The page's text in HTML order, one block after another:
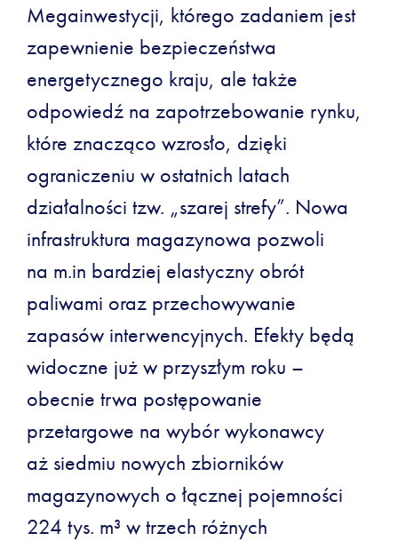
Megainwestycji, którego zadaniem jest
zapewnienie bezpieczeństwa
energetycznego kraju, ale także
odpowiedź na zapotrzebowanie rynku,
które znacząco wzrosło, dzięki
ograniczeniu w ostatnich latach
działalności tzw. „szarej strefy”. Nowa
infrastruktura magazynowa pozwoli
na m.in bardziej elastyczny obrót
paliwami oraz przechowywanie
zapasów interwencyjnych. Efekty będą
widoczne już w przyszłym roku –
obecnie trwa postępowanie
przetargowe na wybór wykonawcy
aż siedmiu nowych zbiorników
magazynowych o łącznej pojemności
224 tys. m³ w trzech różnych